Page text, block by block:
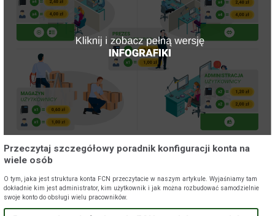
Przeczytaj szczegółowy poradnik konfiguracji konta na
wiele osób
O tym, jaka jest struktura konta FCN przeczytacie w naszym artykule. Wyjaśniamy tam
dokładnie kim jest administrator, kim użytkownik i jak można rozbudować samodzielnie
swoje konto do obsługi wielu pracowników.